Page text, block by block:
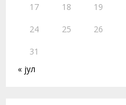
17
18 19
24
25 26
31
« јул